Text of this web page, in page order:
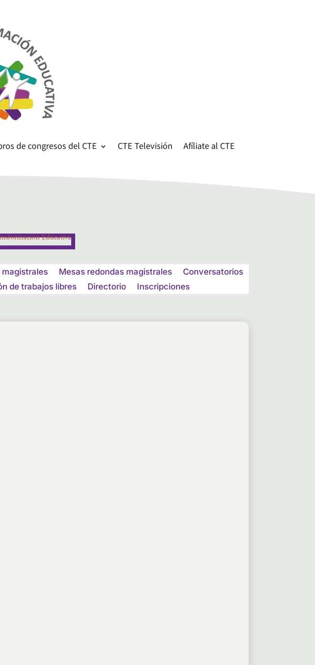
de congresos del CTE CTE Televisión Afíliate al CTE
Mesas redondas magistrales
Conversatorios
de trabajos libres Directorio Inscripciones